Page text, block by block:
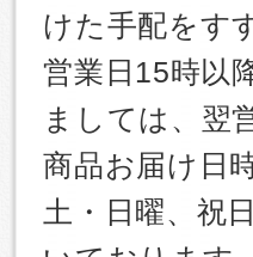
けた手配をす
営業日15時以
ましては、翌
商品お届け日
土・日曜、祝